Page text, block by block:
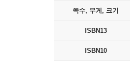
쪽수, 무게, 크기
ISBN13
ISBN10